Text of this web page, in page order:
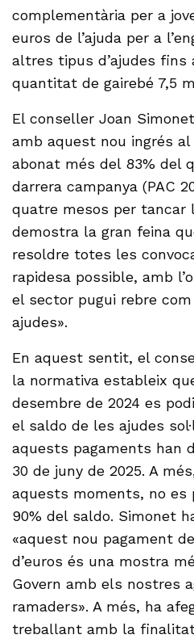
complementària per a
euros de l’ajuda per a
altres tipus d’ajudes fins
quantitat de gairebé 7,5
El conseller Joan
amb aquest nou ingrés
abonat més del 83% del
darrera campanya (PAC
quatre mesos per tancar
demostra la gran feina
resoldre totes les
rapidesa possible, amb
el sector pugui rebre
ajudes».
En aquest sentit, el
la normativa estableix
desembre de 2024 es
el saldo de les ajudes
aquests pagaments han
30 de juny de 2025. A
aquests moments, no es
90% del saldo. Simonet
«aquest nou pagament
d’euros és una mostra
Govern amb els nostres
ramaders». A més, ha
treballant amb la finalitat